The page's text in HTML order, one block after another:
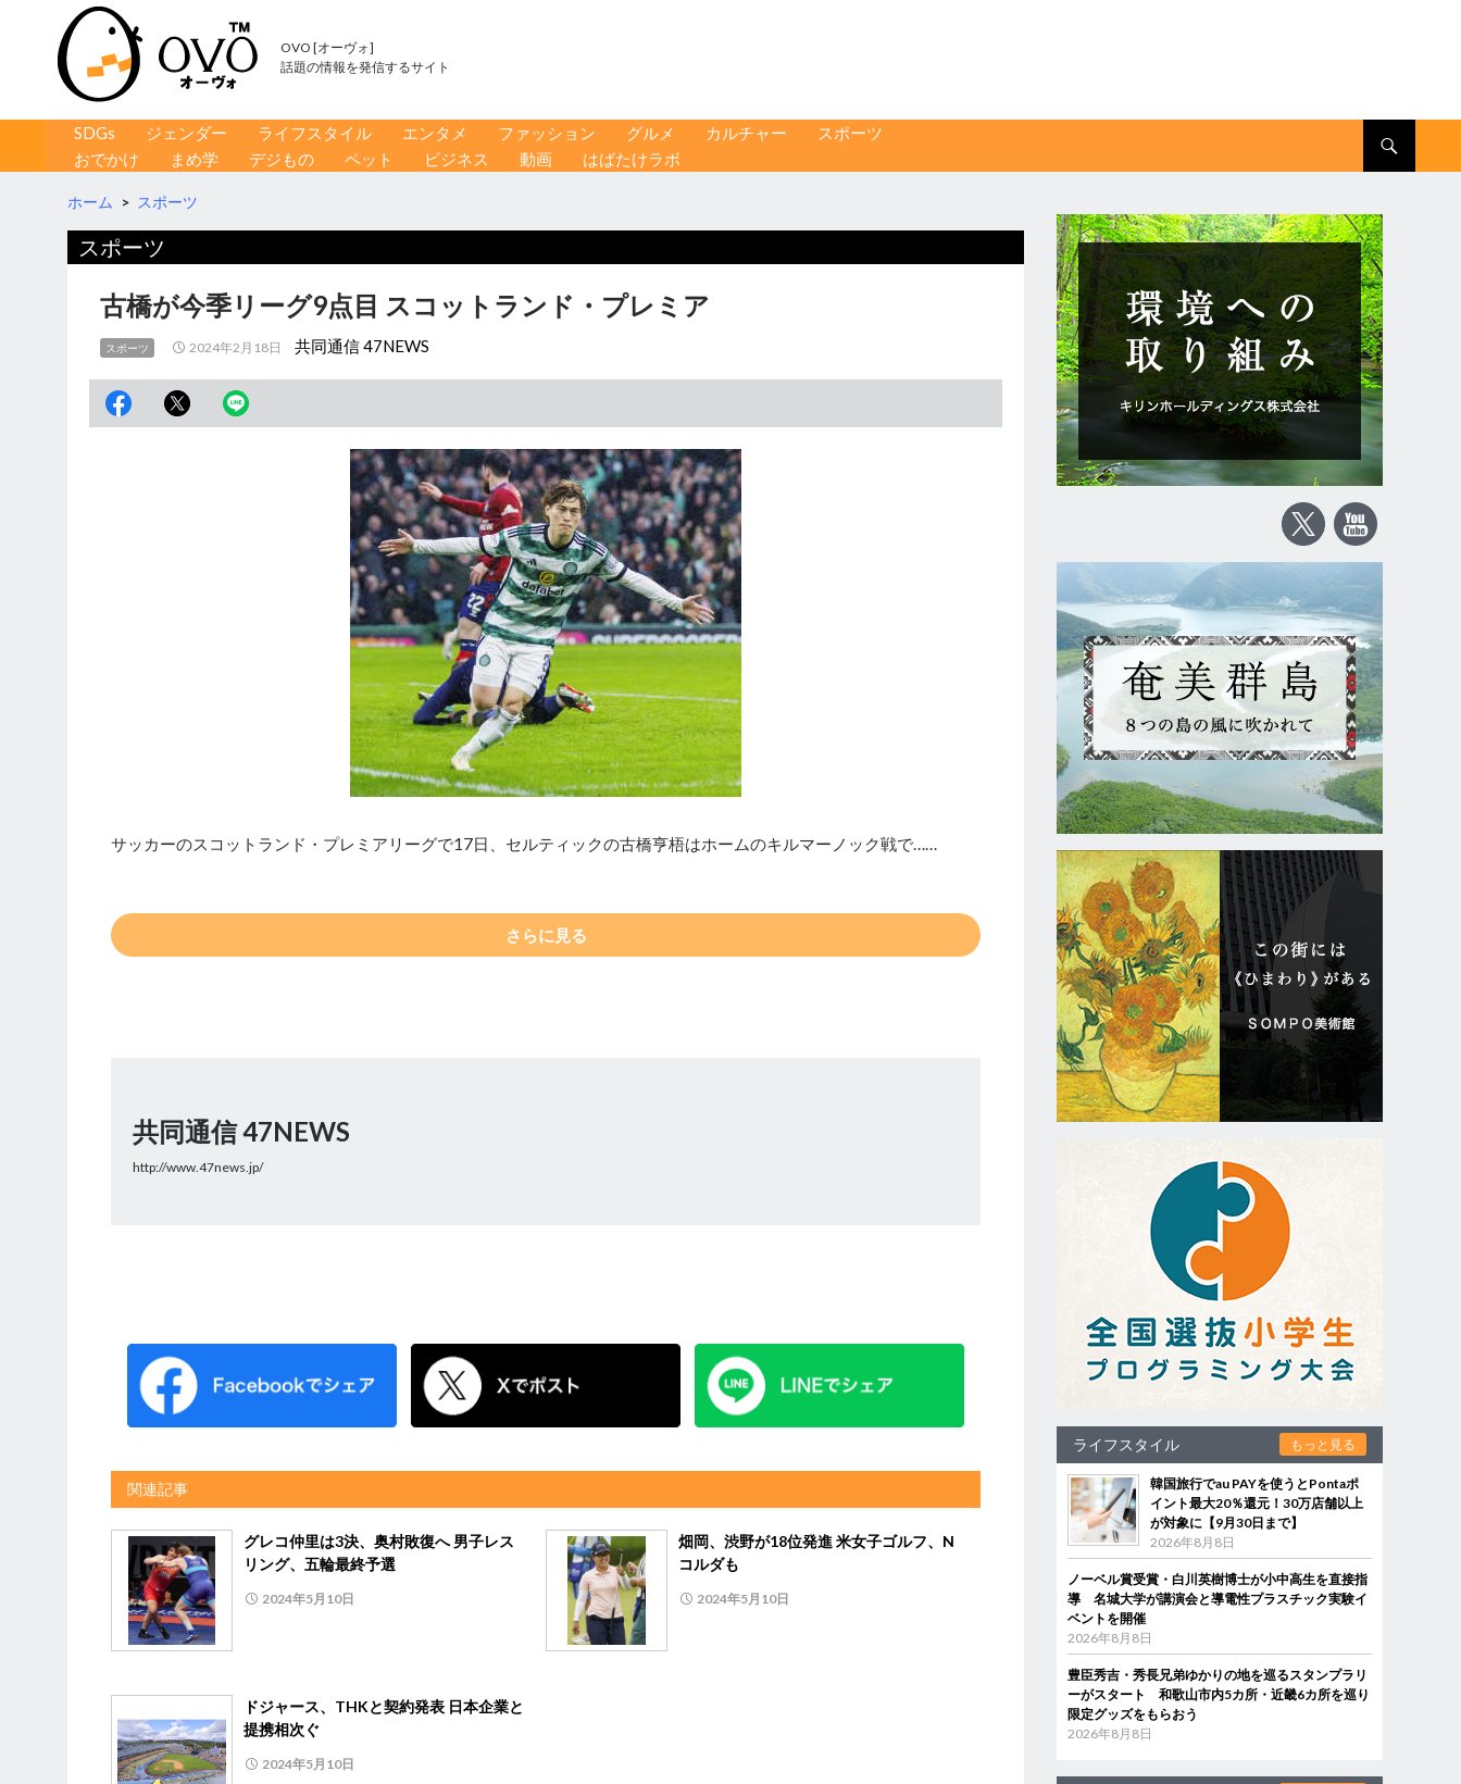
OVO [オーヴォ]
話題の情報を発信するサイト
コンテンツへ移動
SDGs ジェンダー ライフスタイル エンタメ ファッション グルメ カルチャー
スポーツ
おでかけ
まめ学 デジもの ペット ビジネス 動画 はばたけラボ
ホーム > スポーツ
スポーツ
古橋が今季リーグ9点目 スコットランド・プレミア
スポーツ 2024年2月18日 共同通信 47NEWS
サッカーのスコットランド・プレミアリーグで17日、セルティックの古橋亨梧はホームのキルマーノック戦で……
さらに見る
共同通信 47NEWS
http://www.47news.jp/
関連記事
グレコ仲里は3決、奥村敗復へ 男子レス
リング、五輪最終予選
2024年5月10日
畑岡、渋野が18位発進 米女子ゴルフ、N
コルダも
2024年5月10日
ドジャース、THKと契約発表 日本企業と
提携相次ぐ
2024年5月10日
ライフスタイル もっと見る
韓国旅行でau PAYを使うとPontaポ
イント最大20％還元！30万店舗以上
が対象に【9月30日まで】
2026年8月8日
ノーベル賞受賞・白川英樹博士が小中高生を直接指
導 名城大学が講演会と導電性プラスチック実験イ
ベントを開催
2026年8月8日
豊臣秀吉・秀長兄弟ゆかりの地を巡るスタンプラリ
ーがスタート 和歌山市内5カ所・近畿6カ所を巡り
限定グッズをもらおう
2026年8月8日